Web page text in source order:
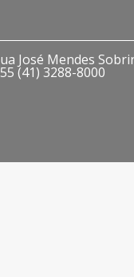
José Mendes
(41) 3288-8000